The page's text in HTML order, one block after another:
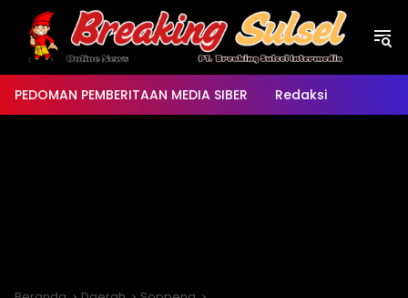
Langsung
konten
PEDOMAN PEMBERITAAN MEDIA SIBER Redaksi